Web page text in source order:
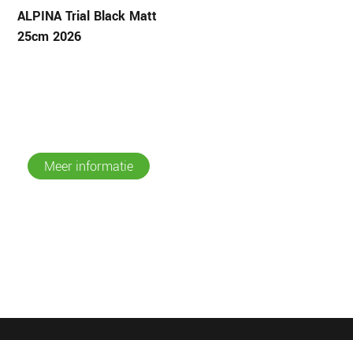
ALPINA Trial Black Matt
25cm 2026
Meer informatie